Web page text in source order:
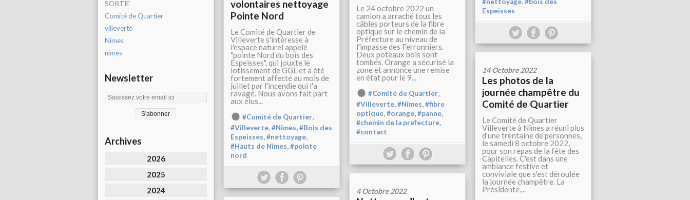
SORTIE
Comité de Quartier
villeverte
Nimes
nimes
Newsletter
Archives
2026
2025
2024
#nettoyage #bois des
Espeisses
volontaires nettoyage
Pointe Nord
Le Comité de Quartier de
Villeverte s'intéresse à
l'espace naturel appelé
"pointe Nord du bois des
Espeisses", qui jouxte le
lotissement de GGL et a été
fortement affecté au mois de
juillet par l'incendie qui l'a
ravagé. Nous avons fait part
aux élus...
#Comité de Quartier,
#Villeverte,#Nîmes,#Bois des
Espeisses,#nettoyage,
#Hauts de Nîmes,#pointe
nord
Le 24 octobre 2022 un
camion a arraché tous les
câbles porteurs de la fibre
optique sur le chemin de la
Préfecture au niveau de
l'impasse des Ferronniers.
Deux poteaux bois sont
tombés. Orange a sécurisé la
zone et annonce une remise
en état pour le 9...
#Comité de Quartier,
#Villeverte,#Nîmes,#fibre
optique,#orange,#panne,
#chemin de la prefecture,
#contact
14 Octobre 2022
Les photos de la
journée champêtre du
Comité de Quartier
Le Comité de Quartier
Villeverte à Nîmes a réuni plus
d'une trentaine de personnes,
le samedi 8 octobre 2022,
pour son repas de la fête des
Capitelles. C'est dans une
ambiance festive et
conviviale que s'est déroulée
la journée champêtre. La
Présidente,...
4 Octobre 2022